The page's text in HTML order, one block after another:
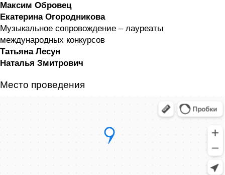
Максим Обровец
Екатерина Огородникова
Музыкальное сопровождение – лауреаты
международных конкурсов
Татьяна Лесун
Наталья Змитрович
Место проведения